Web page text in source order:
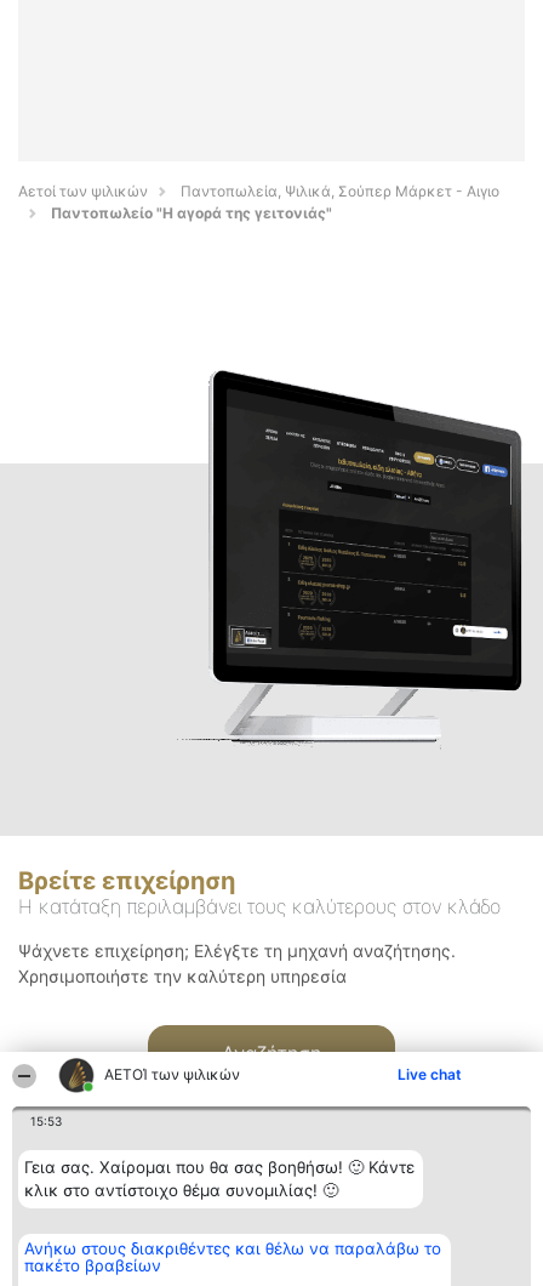
ΑΕΤΟΊ των ψιλικών Live chat
15:53
Γεια σας. Χαίρομαι που θα σας βοηθήσω! 🙂 Κάντε
κλικ στο αντίστοιχο θέμα συνομιλίας! 🙂
Ανήκω στους διακριθέντες και θέλω να παραλάβω το
πακέτο βραβείων
Αετοί των ψιλικών
Παντοπωλεία, Ψιλικά, Σούπερ Μάρκετ - Αιγιο
Παντοπωλείο "Η αγορά της γειτονιάς"
Βρείτε επιχείρηση
Η κατάταξη περιλαμβάνει τους καλύτερους στον κλάδο
Ψάχνετε επιχείρηση; Ελέγξτε τη μηχανή αναζήτησης.
Χρησιμοποιήστε την καλύτερη υπηρεσία
Αναζήτηση
Διοργανωτής της
κατάταξης
BEAUTIFUL COMPANY
Κατάταξη
Διακριθέντες
Επικοινωνία
Επικοινωνία